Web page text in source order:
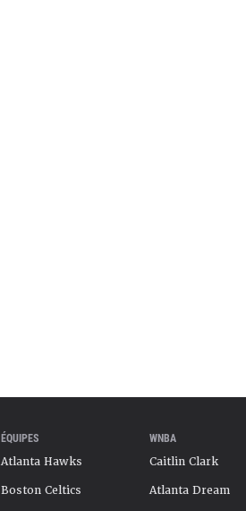
ÉQUIPES
Atlanta Hawks
Boston Celtics
WNBA
Caitlin Clark
Atlanta Dream